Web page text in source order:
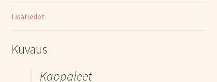
Lisätiedot
Kuvaus
Kappaleet